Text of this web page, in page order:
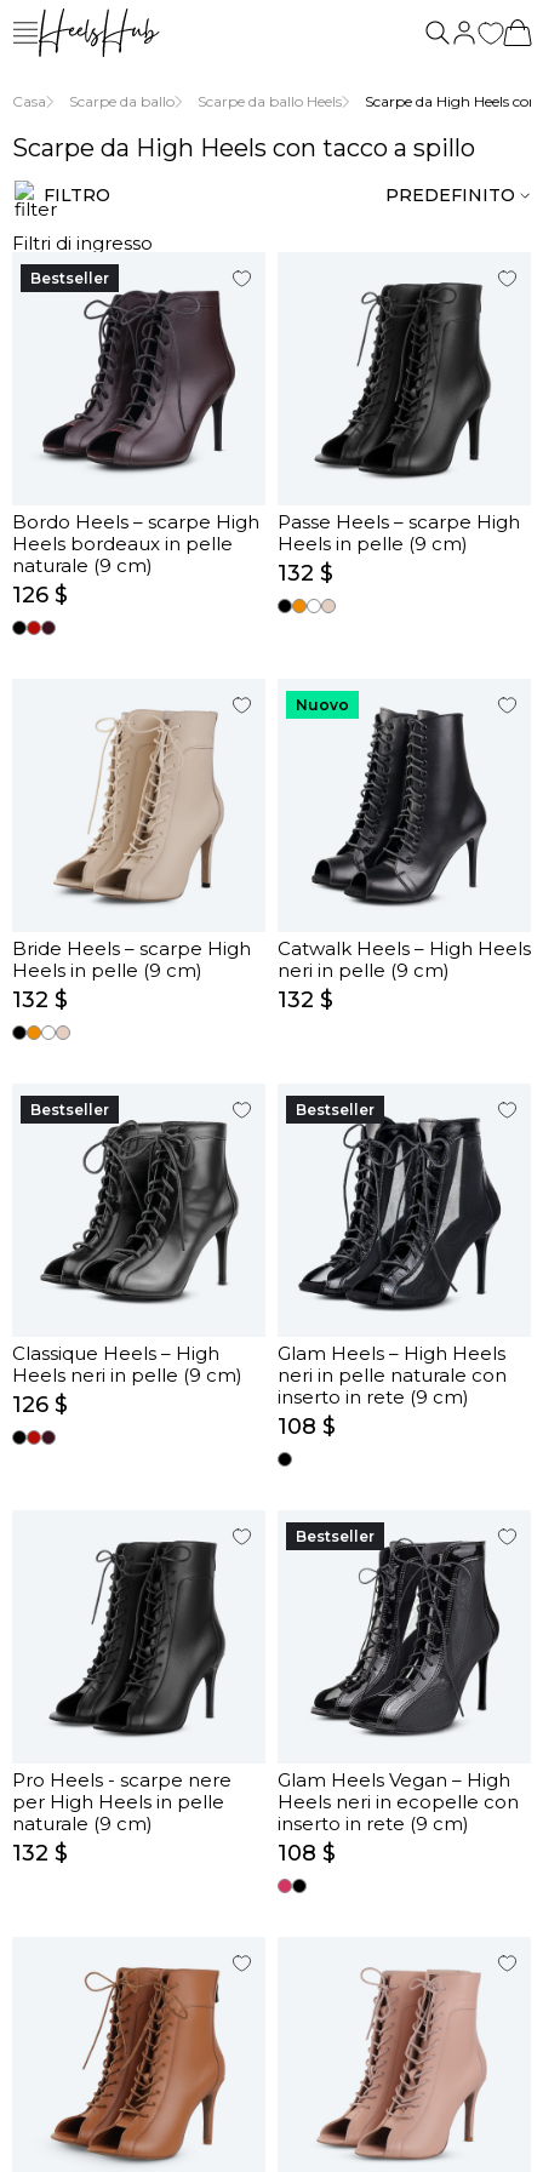
siamo
Casa Scarpe da ballo Scarpe da ballo Heels Scarpe da High Heels
Scarpe da High Heels con tacco a spillo
FILTRO PREDEFINITO
Filtri di ingresso
Bestseller
Bordo Heels – scarpe High
Heels bordeaux in pelle
naturale (9 cm)
126 $
Passe Heels – scarpe High
Heels in pelle (9 cm)
132 $
Bride Heels – scarpe High
Heels in pelle (9 cm)
132 $
Nuovo
Catwalk Heels – High Heels
neri in pelle (9 cm)
132 $
Bestseller
Classique Heels – High
Heels neri in pelle (9 cm)
126 $
Bestseller
Glam Heels – High Heels
neri in pelle naturale con
inserto in rete (9 cm)
108 $
Pro Heels - scarpe nere
per High Heels in pelle
naturale (9 cm)
132 $
Bestseller
Glam Heels Vegan – High
Heels neri in ecopelle con
inserto in rete (9 cm)
108 $